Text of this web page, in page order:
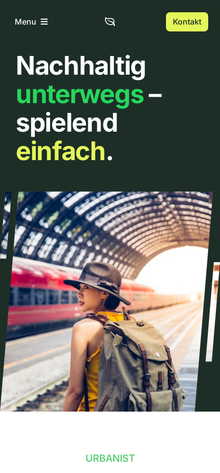
InhaltMenu
Home
Über uns
Urbanlist
Kontakt
Nachhaltig
unterwegs–
spielend
einfach.
URBANIST